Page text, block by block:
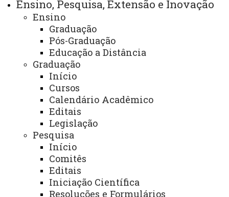
Ensino, Pesquisa, Extensão e Inovação
Ensino
Graduação
Pós-Graduação
Educação a Distância
Graduação
Início
Cursos
Calendário Acadêmico
Editais
Legislação
Pesquisa
Início
Comitês
Editais
Iniciação Científica
Resoluções e Formulários
ACESSOS: 1439
Você está aqui:Unioeste
Carta de Serviços
Reitoria
Listas Cartas de Serviço
Carta de Serviços PROGRAD
Cursos de Graduação por Campus
Acesso Restrito (Editores do Portal)
Arquivo Virtual